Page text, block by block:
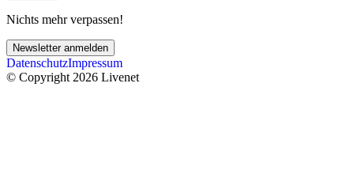
Nichts mehr verpassen!
Newsletter anmelden
DatenschutzImpressum
© Copyright 2026 Livenet